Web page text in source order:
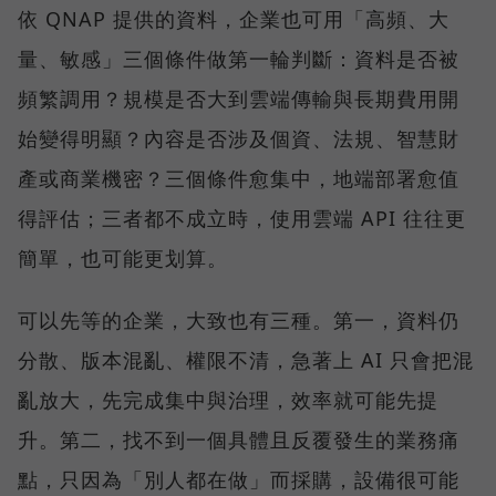
依 QNAP 提供的資料，企業也可用「高頻、大
量、敏感」三個條件做第一輪判斷：資料是否被
頻繁調用？規模是否大到雲端傳輸與長期費用開
始變得明顯？內容是否涉及個資、法規、智慧財
產或商業機密？三個條件愈集中，地端部署愈值
得評估；三者都不成立時，使用雲端 API 往往更
簡單，也可能更划算。
可以先等的企業，大致也有三種。第一，資料仍
分散、版本混亂、權限不清，急著上 AI 只會把混
亂放大，先完成集中與治理，效率就可能先提
升。第二，找不到一個具體且反覆發生的業務痛
點，只因為「別人都在做」而採購，設備很可能